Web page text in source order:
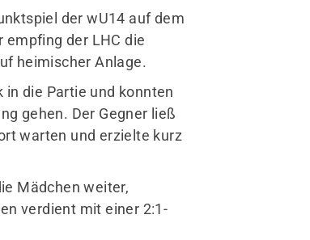
der wU14 auf dem
empfing der LHC die
heimischer Anlage.
die Partie und konnten
gehen. Der Gegner ließ
warten und erzielte kurz
Mädchen weiter,
verdient mit einer 2:1-
Mitglieder-Service
Alles zur Mitgliedschaft